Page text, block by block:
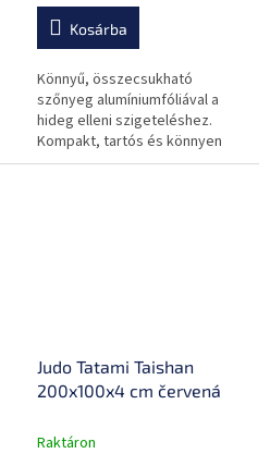
Kosárba
Könnyű, összecsukható
szőnyeg alumíniumfóliával a
hideg elleni szigeteléshez.
Kompakt, tartós és könnyen
tisztítható, ideális
Judo Tatami Taishan
200x100x4 cm červená
Raktáron